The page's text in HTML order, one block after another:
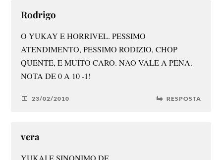
Rodrigo
O YUKAY E HORRIVEL. PESSIMO
ATENDIMENTO, PESSIMO RODIZIO, CHOP
QUENTE, E MUITO CARO. NAO VALE A PENA.
NOTA DE 0 A 10 -1!
23/02/2010 RESPOSTA
vera